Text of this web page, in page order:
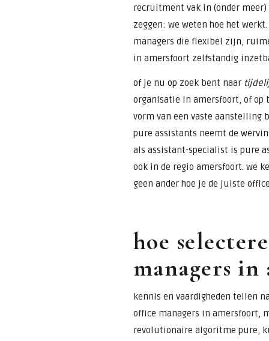
recruitment vak in (onder
zeggen: we weten hoe het
managers die flexibel zijn,
in amersfoort zelfstandig
of je nu op zoek bent naar
organisatie in amersfoort, of op
vorm van een vaste aanstelling
pure assistants neemt de
als assistant-specialist is pure
ook in de regio amersfoort. we
geen ander hoe je de juiste
hoe
managers in
kennis en vaardigheden tellen
office managers in amersfoort,
revolutionaire algoritme pure,